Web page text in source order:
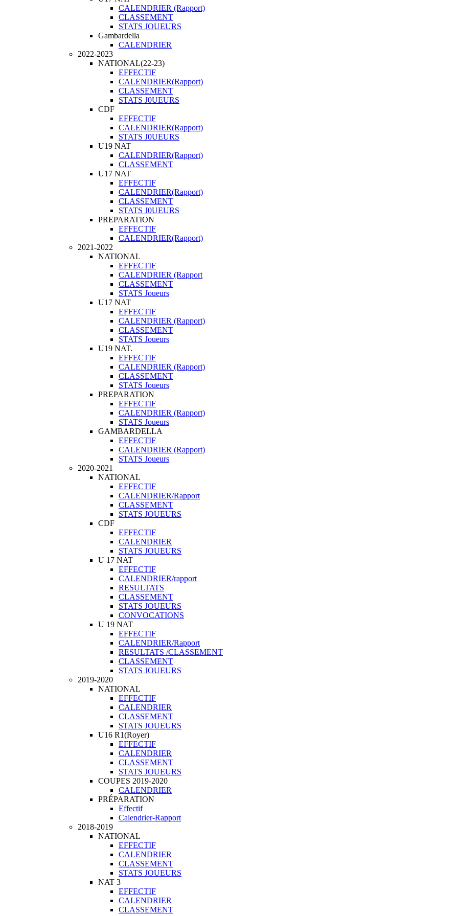
CALENDRIER (Rapport)
CLASSEMENT
STATS JOUEURS
Gambardella
CALENDRIER
2022-2023
NATIONAL(22-23)
EFFECTIF
CALENDRIER(Rapport)
CLASSEMENT
STATS J0UEURS
CDF
EFFECTIF
CALENDRIER(Rapport)
STATS J0UEURS
U19 NAT
CALENDRIER(Rapport)
CLASSEMENT
U17 NAT
EFFECTIF
CALENDRIER(Rapport)
CLASSEMENT
STATS J0UEURS
PREPARATION
EFFECTIF
CALENDRIER(Rapport)
2021-2022
NATIONAL
EFFECTIF
CALENDRIER (Rapport
CLASSEMENT
STATS Joueurs
U17 NAT
EFFECTIF
CALENDRIER (Rapport)
CLASSEMENT
STATS Joueurs
U19 NAT.
EFFECTIF
CALENDRIER (Rapport)
CLASSEMENT
STATS Joueurs
PREPARATION
EFFECTIF
CALENDRIER (Rapport)
STATS Joueurs
GAMBARDELLA
EFFECTIF
CALENDRIER (Rapport)
STATS Joueurs
2020-2021
NATIONAL
EFFECTIF
CALENDRIER/Rapport
CLASSEMENT
STATS JOUEURS
CDF
EFFECTIF
CALENDRIER
STATS JOUEURS
U 17 NAT
EFFECTIF
CALENDRIER/rapport
RESULTATS
CLASSEMENT
STATS JOUEURS
CONVOCATIONS
U 19 NAT
EFFECTIF
CALENDRIER/Rapport
RESULTATS /CLASSEMENT
CLASSEMENT
STATS JOUEURS
2019-2020
NATIONAL
EFFECTIF
CALENDRIER
CLASSEMENT
STATS JOUEURS
U16 R1(Royer)
EFFECTIF
CALENDRIER
CLASSEMENT
STATS JOUEURS
COUPES 2019-2020
CALENDRIER
PRÉPARATION
Effectif
Calendrier-Rapport
2018-2019
NATIONAL
EFFECTIF
CALENDRIER
CLASSEMENT
STATS JOUEURS
NAT 3
EFFECTIF
CALENDRIER
CLASSEMENT